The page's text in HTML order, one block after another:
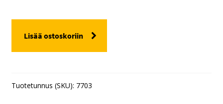
OHJAUSALAN
Lisää ostoskoriin
Tuotetunnus (SKU): 7703